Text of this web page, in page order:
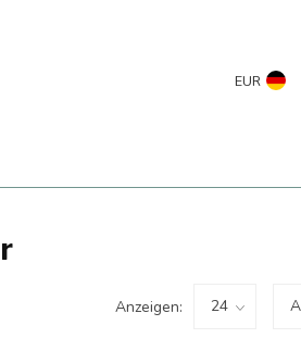
EUR
Anzeigen: